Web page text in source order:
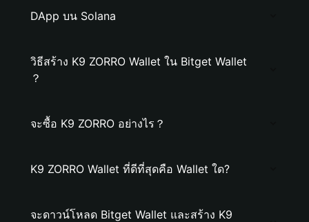
DApp บน Solana
วิธีสร้าง K9 ZORRO Wallet ใน Bitget Wallet
？
จะซื้อ K9 ZORRO อย่างไร？
K9 ZORRO Wallet ที่ดีที่สุดคือ Wallet ใด?
จะดาวน์โหลด Bitget Wallet และสร้าง K9